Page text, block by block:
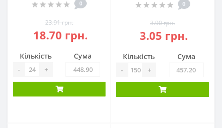
0
23.91 грн.
18.70 грн.
Кількість
- +
Сума
0
3.90 грн.
3.05 грн.
Кількість
- +
Сума